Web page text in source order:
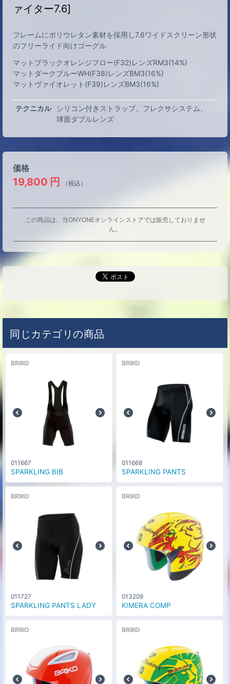
ァイター7.6]
フレームにポリウレタン素材を採用し7.6ワイドスクリーン形状
のフリーライド向けゴーグル
マットブラックオレンジフロー(F32)レンズRM3(14%)
マットダークブルーWH(F38)レンズBM3(16%)
マットヴァイオレット(F39)レンズBM3(16%)
テクニカル シリコン付きストラップ
フレクサシステム
球面ダブルレンズ
価格
19,800 円 （税込）
この商品は、当ONYONEオンラインストアでは販売しておりませ
ん。
同じカテゴリの商品
BRIKO
011667
SPARKLING BIB
BRIKO
011668
SPARKLING PANTS
BRIKO
011727
SPARKLING PANTS LADY
BRIKO
013209
KIMERA COMP
BRIKO BRIKO